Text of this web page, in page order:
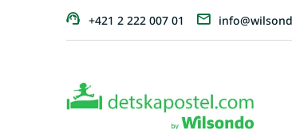
+421 2 222 007 01